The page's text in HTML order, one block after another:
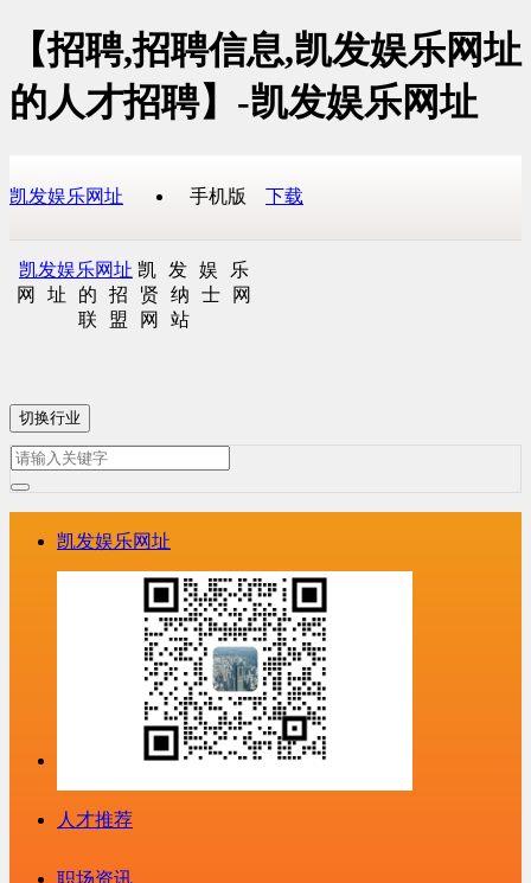
【招聘,招聘信息,凯发娱乐网址
的人才招聘】-凯发娱乐网址
凯发娱乐网址 手机版 下载
凯发娱乐网址 凯发娱乐
网址的招贤纳士网
联盟网站
切换行业
凯发娱乐网址
人才推荐
职场资讯